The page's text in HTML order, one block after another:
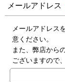
メールアドレス
メールアドレス
意ください。
また、弊店から
ございますので